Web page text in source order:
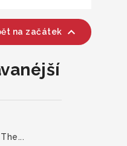
na začátek 